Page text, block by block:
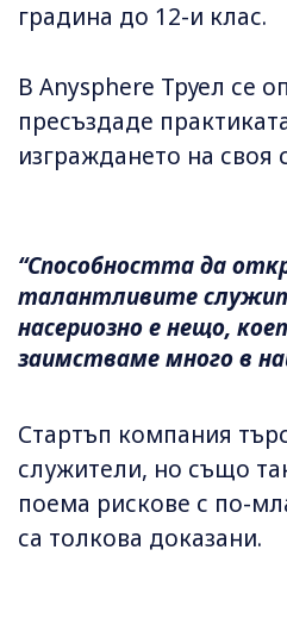
градина до 12-и клас.
В Anysphere Труел се
пресъздаде
изграждането на своя
“Способността да
талантливите
насериозно е нещо,
заимстваме много в
Стартъп компания
служители, но също
поема рискове с по-
са толкова доказани.